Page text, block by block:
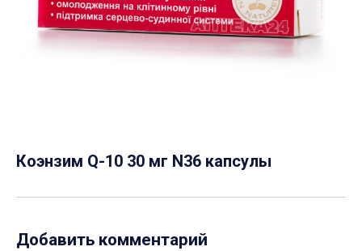
Коэнзим Q-10 30 мг N36 капсулы
Добавить комментарий